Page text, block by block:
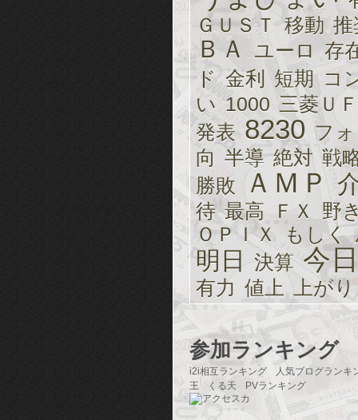
ＧＵＳＴ
移動 推
ＢＡ ユーロ 存
ド 金利 短期 コ
い 1000 三菱Ｕ
発表 8230 フ
向 半導 絶対 戦
勝敗
ＡＭＰ
待 最高 ＦＸ
野
ＯＰＩＸ もしく
明日 決算 今日
有力 値上 上がり
参加ランキング
i2i相互ランキング
人気ブログランキ
王
くる天 PVランキング